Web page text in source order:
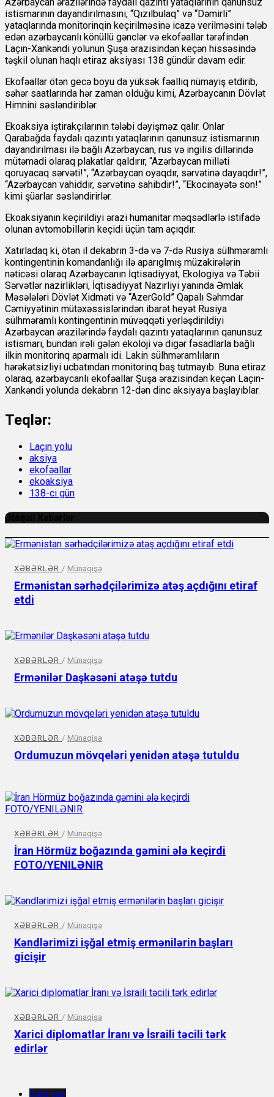
Azərbaycan ərazilərində faydalı qazıntı yataqlarının qanunsuz
istismarının dayandırılmasını, “Qızılbulaq” və “Dəmirli”
yataqlarında monitorinqin keçirilməsinə icazə verilməsini tələb
edən azərbaycanlı könüllü gənclər və ekofəallar tərəfindən
Laçın-Xankəndi yolunun Şuşa ərazisindən keçən hissəsində
təşkil olunan haqlı etiraz aksiyası 138 gündür davam edir.
Ekofəallar ötən gecə boyu da yüksək fəallıq nümayiş etdirib,
səhər saatlarında hər zaman olduğu kimi, Azərbaycanın Dövlət
Himnini səsləndiriblər.
Ekoaksiya iştirakçılarının tələbi dəyişməz qalır. Onlar
Qarabağda faydalı qazıntı yataqlarının qanunsuz istismarının
dayandırılması ilə bağlı Azərbaycan, rus və ingilis dillərində
mütəmadi olaraq plakatlar qaldırır, “Azərbaycan milləti
qoruyacaq sərvəti!”, “Azərbaycan oyaqdır, sərvətinə dayaqdır!”,
“Azərbaycan vahiddir, sərvətinə sahibdir!”, “Ekocinayətə son!”
kimi şüarlar səsləndirirlər.
Ekoaksiyanın keçirildiyi ərazi humanitar məqsədlərlə istifadə
olunan avtomobillərin keçidi üçün tam açıqdır.
Xatırladaq ki, ötən il dekabrın 3-də və 7-də Rusiya sülhməramlı
kontingentinin komandanlığı ilə aparıglmış müzakirələrin
nəticəsi olaraq Azərbaycanın İqtisadiyyat, Ekologiya və Təbii
Sərvətlər nazirlikləri, İqtisadiyyat Nazirliyi yanında Əmlak
Məsələləri Dövlət Xidməti və “AzerGold” Qapalı Səhmdar
Cəmiyyətinin mütəxəssislərindən ibarət heyət Rusiya
sülhməramlı kontingentinin müvəqqəti yerləşdirildiyi
Azərbaycan ərazilərində faydalı qazıntı yataqlarının qanunsuz
istismarı, bundan irəli gələn ekoloji və digər fəsadlarla bağlı
ilkin monitorinq aparmalı idi. Lakin sülhməramlıların
hərəkətsizliyi ucbatından monitorinq baş tutmayıb. Buna etiraz
olaraq, azərbaycanlı ekofəallar Şuşa ərazisindən keçən Laçın-
Xankəndi yolunda dekabrın 12-dən dinc aksiyaya başlayıblar.
Teqlər:
Laçın yolu
aksiya
ekofəallar
ekoaksiya
138-ci gün
Əlaqəli Xəbərlər
XƏBƏRLƏR / Münaqişə
Ermənistan sərhədçilərimizə atəş açdığını etiraf
etdi
XƏBƏRLƏR / Münaqişə
Ermənilər Daşkəsəni atəşə tutdu
XƏBƏRLƏR / Münaqişə
Ordumuzun mövqeləri yenidən atəşə tutuldu
XƏBƏRLƏR / Münaqişə
İran Hörmüz boğazında gəmini ələ keçirdi
FOTO/YENILƏNIR
XƏBƏRLƏR / Münaqişə
Kəndlərimizi işğal etmiş ermənilərin başları
gicişir
XƏBƏRLƏR / Münaqişə
Xarici diplomatlar İranı və İsraili təcili tərk
edirlər
Şərh yaz